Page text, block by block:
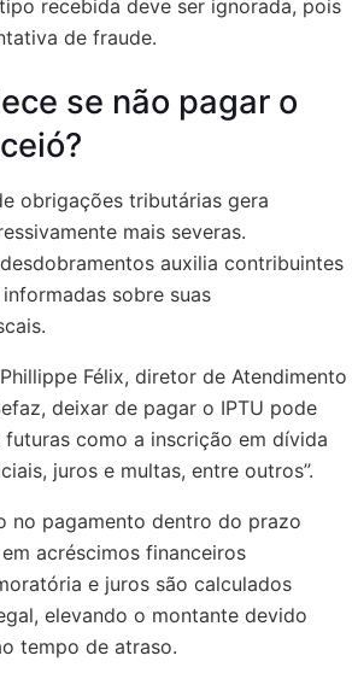
recebida deve ser ignorada, pois
de fraude.
se não pagar o
obrigações tributárias gera
mais severas.
auxilia contribuintes
sobre suas
Félix, diretor de Atendimento
deixar de pagar o IPTU pode
como a inscrição em dívida
juros e multas, entre outros”.
no pagamento dentro do prazo
acréscimos financeiros
e juros são calculados
elevando o montante devido
tempo de atraso.